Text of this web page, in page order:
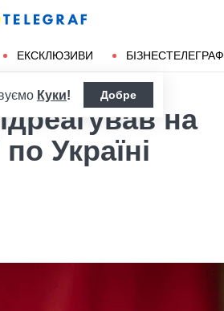
ЕКСКЛЮЗИВИ БІЗНЕСТЕЛЕГРАФ
Куки! Добре
на
Україні